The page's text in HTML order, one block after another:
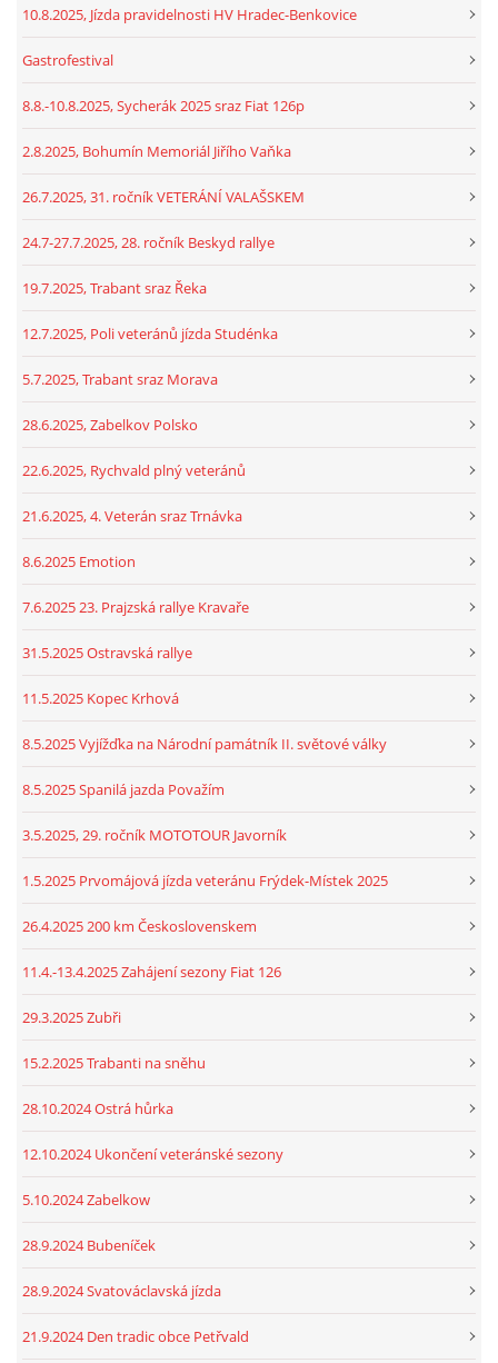
10.8.2025, Jízda pravidelnosti HV Hradec-Benkovice
Gastrofestival
8.8.-10.8.2025, Sycherák 2025 sraz Fiat 126p
2.8.2025, Bohumín Memoriál Jiřího Vaňka
26.7.2025, 31. ročník VETERÁNÍ VALAŠSKEM
24.7-27.7.2025, 28. ročník Beskyd rallye
19.7.2025, Trabant sraz Řeka
12.7.2025, Poli veteránů jízda Studénka
5.7.2025, Trabant sraz Morava
28.6.2025, Zabelkov Polsko
22.6.2025, Rychvald plný veteránů
21.6.2025, 4. Veterán sraz Trnávka
8.6.2025 Emotion
7.6.2025 23. Prajzská rallye Kravaře
31.5.2025 Ostravská rallye
11.5.2025 Kopec Krhová
8.5.2025 Vyjížďka na Národní památník II. světové války
8.5.2025 Spanilá jazda Považím
3.5.2025, 29. ročník MOTOTOUR Javorník
1.5.2025 Prvomájová jízda veteránu Frýdek-Místek 2025
26.4.2025 200 km Československem
11.4.-13.4.2025 Zahájení sezony Fiat 126
29.3.2025 Zubři
15.2.2025 Trabanti na sněhu
28.10.2024 Ostrá hůrka
12.10.2024 Ukončení veteránské sezony
5.10.2024 Zabelkow
28.9.2024 Bubeníček
28.9.2024 Svatováclavská jízda
21.9.2024 Den tradic obce Petřvald